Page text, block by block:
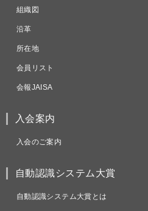
組織図
沿革
所在地
会員リスト
会報JAISA
入会案内
入会のご案内
自動認識システム大賞
自動認識システム大賞とは